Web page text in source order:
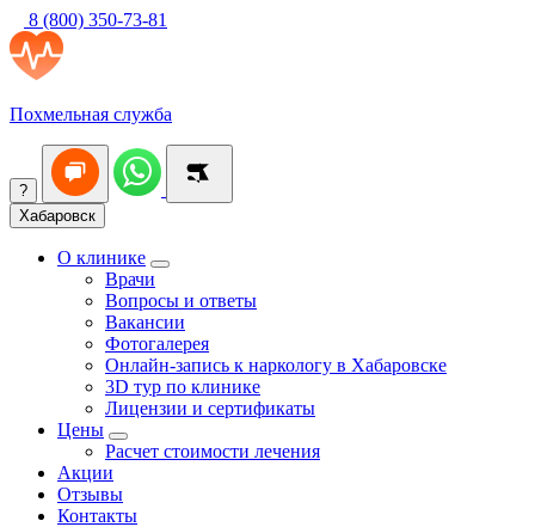
8 (800) 350-73-81
Похмельная служба
?
Хабаровск
О клинике
Врачи
Вопросы и ответы
Вакансии
Фотогалерея
Онлайн-запись к наркологу в Хабаровске
3D тур по клинике
Лицензии и сертификаты
Цены
Расчет стоимости лечения
Акции
Отзывы
Контакты